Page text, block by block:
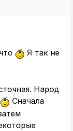
Я так не
Народ
Сначала